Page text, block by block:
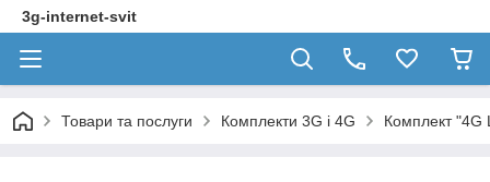
3g-internet-svit
Товари та послуги Комплекти 3G і 4G Комплект "4G